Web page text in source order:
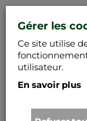
Gérer les
Ce site utilise
utilisateur.
En savoir plus